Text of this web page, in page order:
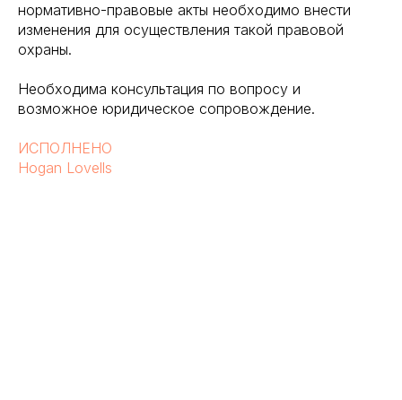
нормативно-правовые акты необходимо внести
изменения для осуществления такой правовой
охраны.
Необходима консультация по вопросу и
возможное юридическое сопровождение.
ИСПОЛНЕНО
Hogan Lovells